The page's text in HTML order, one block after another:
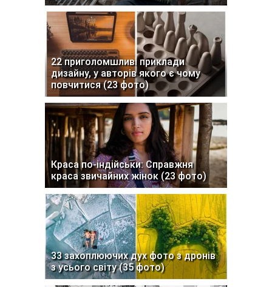
22 приголомшливі приклади
дизайну, у авторів якого є чому
повчитися (23 фото)
Краса по-індійськи: Справжня
краса звичайних жінок (23 фото)
33 захоплюючих дух фото з дронів
з усього світу (35 фото)